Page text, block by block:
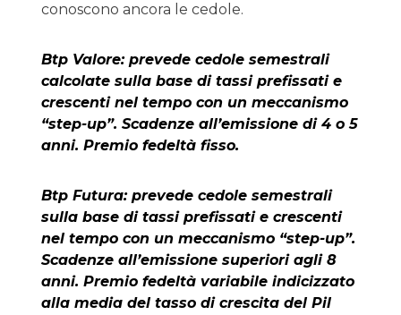
conoscono ancora le cedole.
Btp Valore: prevede cedole semestrali
calcolate sulla base di tassi prefissati e
crescenti nel tempo con un meccanismo
“step-up”. Scadenze all’emissione di 4 o 5
anni. Premio fedeltà fisso.
Btp Futura: prevede cedole semestrali
sulla base di tassi prefissati e crescenti
nel tempo con un meccanismo “step-up”.
Scadenze all’emissione superiori agli 8
anni. Premio fedeltà variabile indicizzato
alla media del tasso di crescita del Pil